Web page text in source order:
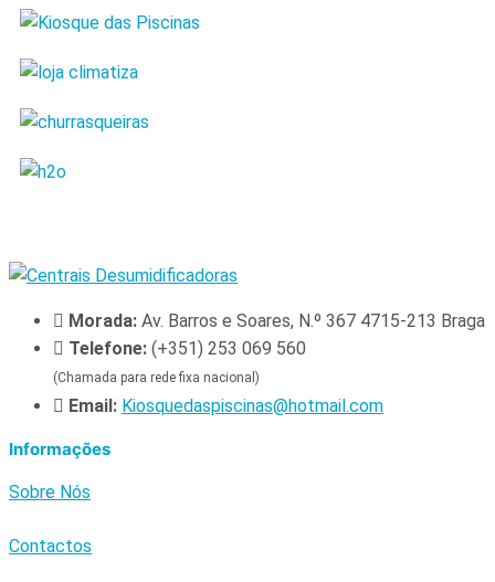
Morada: Av. Barros e Soares, N.º 367 4715-213 Braga
Telefone: (+351) 253 069 560
(Chamada para rede fixa nacional)
Email: Kiosquedaspiscinas@hotmail.com
Informações
Sobre Nós
Contactos